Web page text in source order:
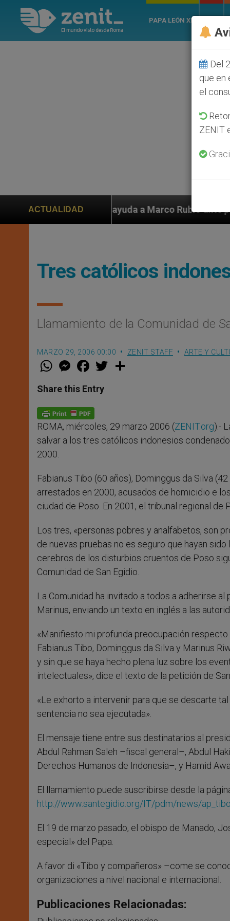
PAPA LEÓN XIV
ACTUALIDAD
ayuda a Marco Rubio ante persecución de
Tres católicos
Llamamiento de la Comunidad de
MARZO 29, 2006 00:00 ZENIT STAFF ARTE Y
W
t
s
p
p
M
e
s
e
g
e
r
F
a
e
b
o
k
w
Share this Entry
ROMA, miércoles, 29 marzo 2006 (ZENIT.org).-
salvar a los tres católicos indonesios
2000.
Fabianus Tibo (60 años), Dominggus da Silva
arrestados en 2000, acusados de homicidio e
ciudad de Poso. En 2001, el tribunal regional de
Los tres, «personas pobres y analfabetos, son
de nuevas pruebas no es seguro que hayan
cerebros de los disturbios cruentos de Poso
Comunidad de San Egidio.
La Comunidad ha invitado a todos a adherirse
Marinus, enviando un texto en inglés a las
«Manifiesto mi profunda preocupación
Fabianus Tibo, Dominggus da Silva y Marinus
y sin que se haya hecho plena luz sobre los
intelectuales», dice el texto de la petición de
«Le exhorto a intervenir para que se descarte
sentencia no sea ejecutada».
El mensaje tiene entre sus destinatarios al
Abdul Rahman Saleh –fiscal general–, Abdul
Derechos Humanos de Indonesia–, y Hamid
El llamamiento puede suscribirse desde la
http://www.santegidio.org/IT/pdm/news/
El 19 de marzo pasado, el obispo de Manado,
especial» del Papa.
A favor di «Tibo y compañeros» –come se
organizaciones a nivel nacional e internacional.
Publicaciones Relacionadas:
Del
que en
el
ZENIT